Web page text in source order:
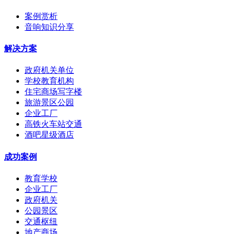
案例赏析
音响知识分享
解决方案
政府机关单位
学校教育机构
住宅商场写字楼
旅游景区公园
企业工厂
高铁火车站交通
酒吧星级酒店
成功案例
教育学校
企业工厂
政府机关
公园景区
交通枢纽
地产商场